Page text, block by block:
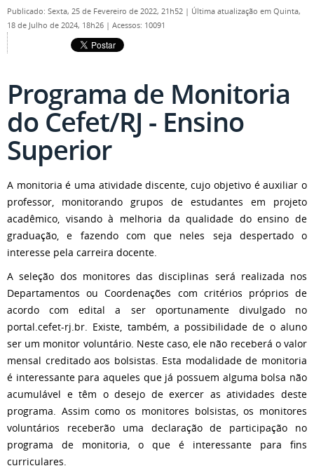
Publicado: Sexta, 25 de Fevereiro de 2022, 21h52 | Última atualização em Quinta,
18 de Julho de 2024, 18h26 | Acessos: 10091
Programa de Monitoria
do Cefet/RJ - Ensino
Superior
A monitoria é uma atividade discente, cujo objetivo é auxiliar o
professor, monitorando grupos de estudantes em projeto
acadêmico, visando à melhoria da qualidade do ensino de
graduação, e fazendo com que neles seja despertado o
interesse pela carreira docente.
A seleção dos monitores das disciplinas será realizada nos
Departamentos ou Coordenações com critérios próprios de
acordo com edital a ser oportunamente divulgado no
portal.cefet-rj.br. Existe, também, a possibilidade de o aluno
ser um monitor voluntário. Neste caso, ele não receberá o valor
mensal creditado aos bolsistas. Esta modalidade de monitoria
é interessante para aqueles que já possuem alguma bolsa não
acumulável e têm o desejo de exercer as atividades deste
programa. Assim como os monitores bolsistas, os monitores
voluntários receberão uma declaração de participação no
programa de monitoria, o que é interessante para fins
curriculares.